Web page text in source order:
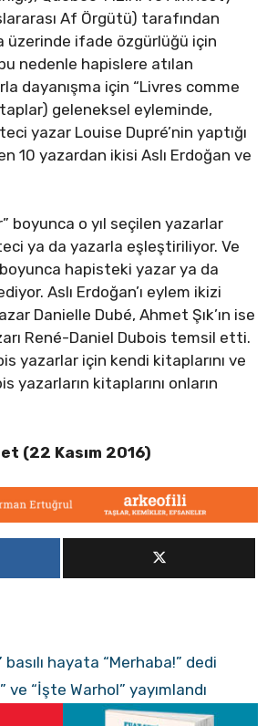
Af Örgütü) tarafından
üzerinde ifade özgürlüğü için
nedenle hapislere atılan
dayanışma için “Livres comme
geleneksel eyleminde,
yazar Louise Dupré’nin yaptığı
10 yazardan ikisi Aslı Erdoğan ve
boyunca o yıl seçilen yazarlar
ya da yazarla eşleştiriliyor. Ve
hapisteki yazar ya da
Aslı Erdoğan’ı eylem ikizi
Danielle Dubé, Ahmet Şık’ın ise
René-Daniel Dubois temsil etti.
yazarlar için kendi kitaplarını ve
yazarların kitaplarını onların
(22 Kasım 2016)
basılı hayata “Merhaba!” dedi
ve “İşte Warhol” yayımlandı